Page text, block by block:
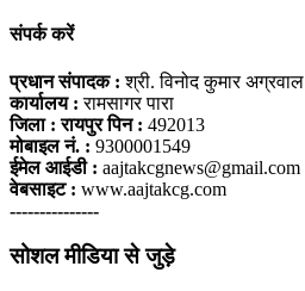
संपर्क करें
प्रधान संपादक :श्री. विनोद कुमार अग्रवाल
कार्यालय :रामसागर पारा
जिला : रायपुर पिन : 492013
मोबाइल नं. : 9300001549
ईमेल आईडी : aajtakcgnews@gmail.com
वेबसाइट : www.aajtakcg.com
---------------
सोशल मीडिया से जुड़े